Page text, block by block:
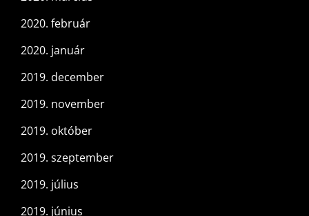
2020. február
2020. január
2019. december
2019. november
2019. október
2019. szeptember
2019. július
2019. június